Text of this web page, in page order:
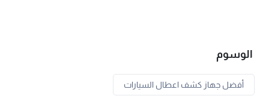
الوسوم
أفضل جهاز كشف اعطال السيارات